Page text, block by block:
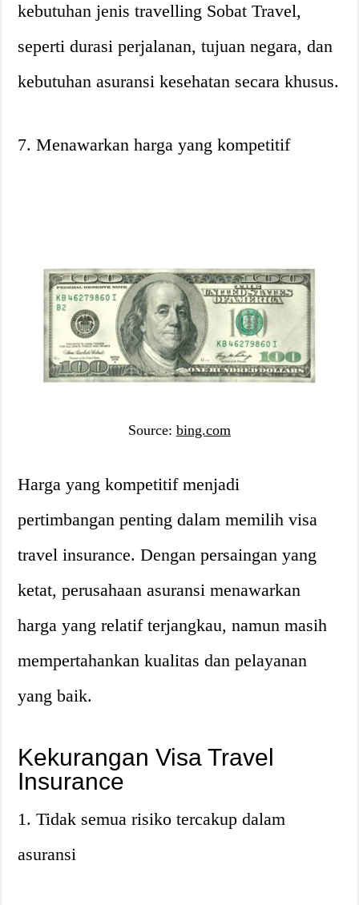
kebutuhan jenis travelling Sobat Travel,
seperti durasi perjalanan, tujuan negara, dan
kebutuhan asuransi kesehatan secara khusus.
7. Menawarkan harga yang kompetitif
Source: bing.com
Harga yang kompetitif menjadi
pertimbangan penting dalam memilih visa
travel insurance. Dengan persaingan yang
ketat, perusahaan asuransi menawarkan
harga yang relatif terjangkau, namun masih
mempertahankan kualitas dan pelayanan
yang baik.
Kekurangan Visa Travel
Insurance
1. Tidak semua risiko tercakup dalam
asuransi